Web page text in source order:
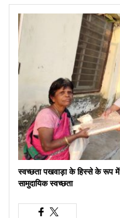
स्वच्छता पखवाड़ा के हिस्से के रूप में
सामुदायिक स्वच्छता